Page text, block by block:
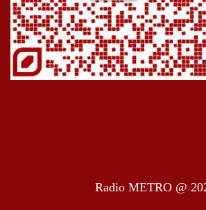
Radio METRO @